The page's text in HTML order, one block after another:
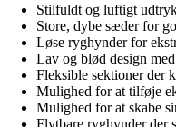
Stilfuldt og luftigt
Store, dybe sæder for
Løse ryghynder for
Lav og blød design
Fleksible sektioner der
Mulighed for at tilføje
Mulighed for at skabe
Flytbare ryghynder der